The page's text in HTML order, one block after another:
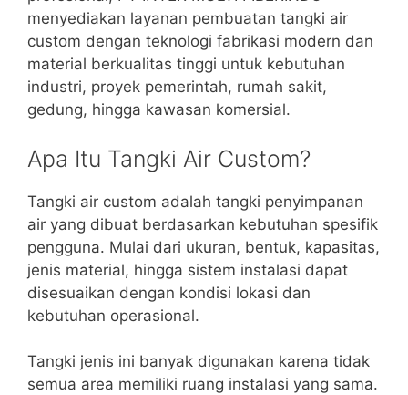
menyediakan layanan pembuatan tangki air
custom dengan teknologi fabrikasi modern dan
material berkualitas tinggi untuk kebutuhan
industri, proyek pemerintah, rumah sakit,
gedung, hingga kawasan komersial.
Apa Itu Tangki Air Custom?
Tangki air custom adalah tangki penyimpanan
air yang dibuat berdasarkan kebutuhan spesifik
pengguna. Mulai dari ukuran, bentuk, kapasitas,
jenis material, hingga sistem instalasi dapat
disesuaikan dengan kondisi lokasi dan
kebutuhan operasional.
Tangki jenis ini banyak digunakan karena tidak
semua area memiliki ruang instalasi yang sama.